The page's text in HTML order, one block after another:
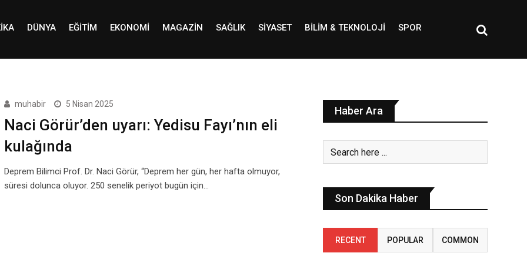
DÜNYA EĞITIM EKONOMI MAGAZIN SAĞLIK SIYASET BILIM & TEKNOLOJI SPOR
muhabir 5 Nisan 2025
Naci Görür’den uyarı: Yedisu Fayı’nın eli
kulağında
Deprem Bilimci Prof. Dr. Naci Görür, “Deprem her gün, her hafta olmuyor,
süresi dolunca oluyor. 250 senelik periyot bugün için…
Haber Ara
Son Dakika Haber
RECENT POPULAR COMMON